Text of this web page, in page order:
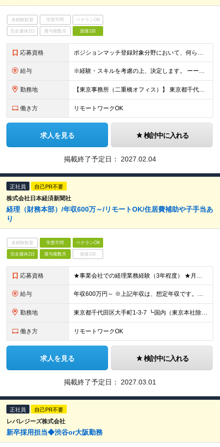
未経験歓迎 学歴不問 ベテランOK
完全週休2日 賞与複数月 面接1回
応募資格 ポジションマッチ登録対象分野において、何らかの知識・経験がある方 【契約期間】1年（12か月） 契約の更新 有 実務能力及び評価等により判断する 更新上限 有 通算契約期間の上限5年（60か月）
給与 ※経験・スキルを考慮の上、決定します。 ーーーーーーーーーーーーーー <給与例> 月給28万円～ ※残業代は別途実績に応じて支給いたします ※試用期間：6ヶ月（期間中の待遇に差異なし） ※1年間の有期
勤務地 【東京事務所（二重橋オフィス）】 東京都千代田区丸の内3丁目2−3 ※配属チームの特性（クライアント規模、業界等）により、監査クライアント先（東京近郊）が主になることがあります ※在宅勤務は週2程度
働き方 リモートワークOK
求人を見る 検討中に入れる
掲載終了予定日： 2027.02.04
正社員 自己PR不要
株式会社日本経済新聞社
経理（財務本部）/年収600万～/リモートOK/住居費補助や子手当あ
り
未経験歓迎 学歴不問 ベテランOK
完全週休2日 賞与複数月 面接1回
応募資格 ★事業会社での経理業務経験（3年程度） ★月次決算、年次決算業務への関与経験 ★Excelスキル（ピボットテーブル・vlookup関数等の中級スキル） ※学歴不問
給与 年収600万円～ ※上記年収は、想定年収です。住居費補助、子手当などの各種手当を含む金額です。 ※試用期間6ヶ月あり。
勤務地 東京都千代田区大手町1-3-7 ┗国内（東京本社除く）全国3カ所 ┗海外 日経アメリカ（ニューヨーク）、日経ヨーロッパ（ロンドン）など4カ所 ・全社員を対象にした在宅勤務制度（リモートワーク）を導入
働き方 リモートワークOK
求人を見る 検討中に入れる
掲載終了予定日： 2027.03.01
正社員 自己PR不要
レバレジーズ株式会社
新卒採用担当◆渋谷or大阪勤務